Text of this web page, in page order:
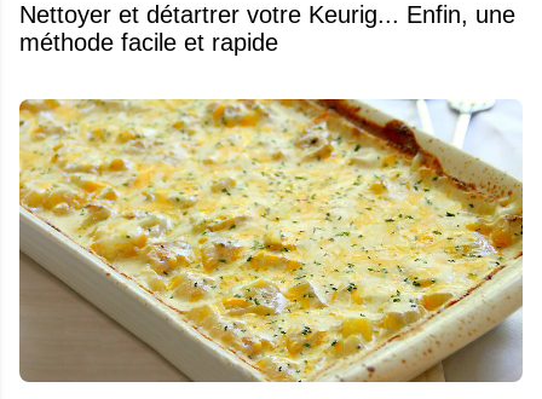
Nettoyer et détartrer votre Keurig... Enfin, une
méthode facile et rapide